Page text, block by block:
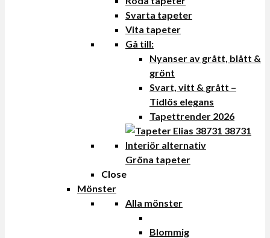
Svarta tapeter
Vita tapeter
Gå till:
Nyanser av grått, blått &
grönt
Svart, vitt & grått –
Tidlös elegans
Tapettrender 2026
Gröna tapeter
Close
Mönster
Alla mönster
Blommig